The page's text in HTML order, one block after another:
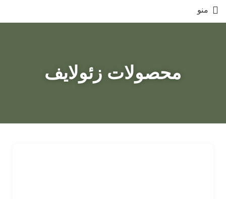
منو
محصولات زئولایف